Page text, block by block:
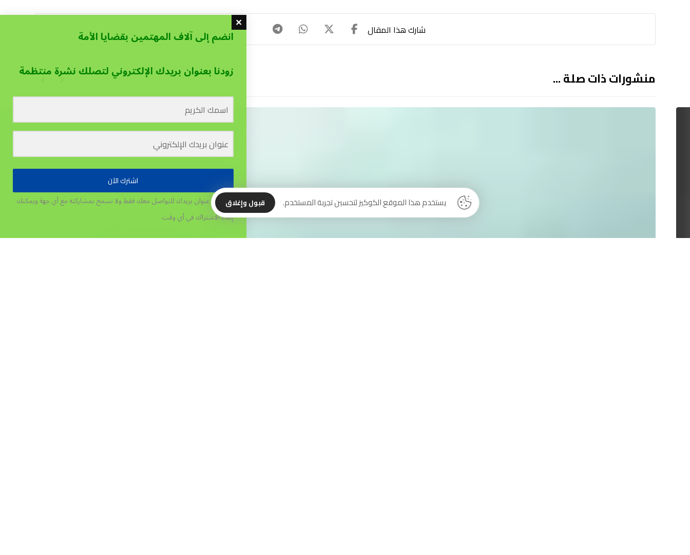
منشورات ذات صلة ...
يستخدم هذا الموقع الكوكيز لتحسين تجربة المستخدم. قبول وإغلاق
انضم إلى آلاف المهتمين بقضايا الأمة
زودنا بعنوان بريدك الإلكتروني لتصلك نشرة منتظمة
اشترك الآن
نستخدم عنوان بريدك للتواصل معك فقط ولا نسمح بمشاركته مع أي جهةويمكنك
إلغاء الاشتراك في أي وقت